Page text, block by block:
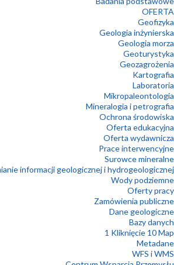
OFERTA
Geofizyka
Geologia inżynierska
Geologia morza
Geoturystyka
Geozagrożenia
Kartografia
Laboratoria
Mikropaleontologia
Mineralogia i petrografia
Ochrona środowiska
Oferta edukacyjna
Oferta wydawnicza
Prace interwencyjne
Surowce mineralne
informacji geologicznej i hydrogeologicznej
Wody podziemne
Oferty pracy
Zamówienia publiczne
Dane geologiczne
Bazy danych
1 Kliknięcie 10 Map
Metadane
WFS i WMS